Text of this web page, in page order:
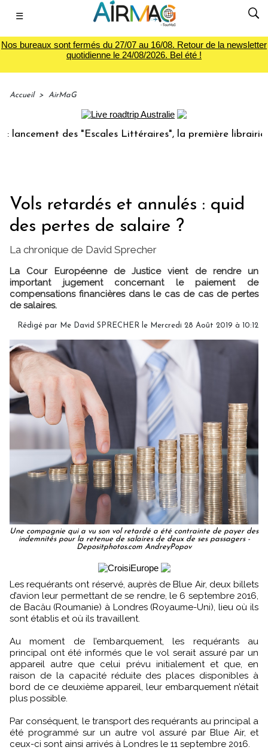
☰
Nos bureaux sont fermés du 27/07 au 16/08. Retour de la newsletter
quotidienne le 24/08/2026. Bel été !
Accueil > AirMaG
des "Escales Littéraires", la première librairie du
Vols retardés et annulés : quid
des pertes de salaire ?
La chronique de David Sprecher
La Cour Européenne de Justice vient de rendre un
important jugement concernant le paiement de
compensations financières dans le cas de cas de pertes
de salaires.
Rédigé par Me David SPRECHER le Mercredi 28 Août 2019 à 10:12
Une compagnie qui a vu son vol retardé a été contrainte de payer des
indemnités pour la retenue de salaires de deux de ses passagers -
Depositphotos.com AndreyPopov
Les requérants ont réservé, auprès de Blue Air, deux billets
d’avion leur permettant de se rendre, le 6 septembre 2016,
de Bacău (Roumanie) à Londres (Royaume-Uni), lieu où ils
sont établis et où ils travaillent.
Au moment de l’embarquement, les requérants au
principal ont été informés que le vol serait assuré par un
appareil autre que celui prévu initialement et que, en
raison de la capacité réduite des places disponibles à
bord de ce deuxième appareil, leur embarquement n’était
plus possible.
Par conséquent, le transport des requérants au principal a
été programmé sur un autre vol assuré par Blue Air, et
ceux-ci sont ainsi arrivés à Londres le 11 septembre 2016.